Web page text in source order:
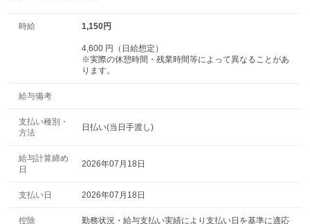
時給 1,150円
4,600 円（日給想定）
※実際の休憩時間・残業時間等によって異なることがあ
ります。
給与備考
支払い種別・
方法
日払い(当日手渡し)
給与計算締め
日
2026年07月18日
支払い日 2026年07月18日
控除 勤務状況・給与支払い実績により支払い日を基準に適応